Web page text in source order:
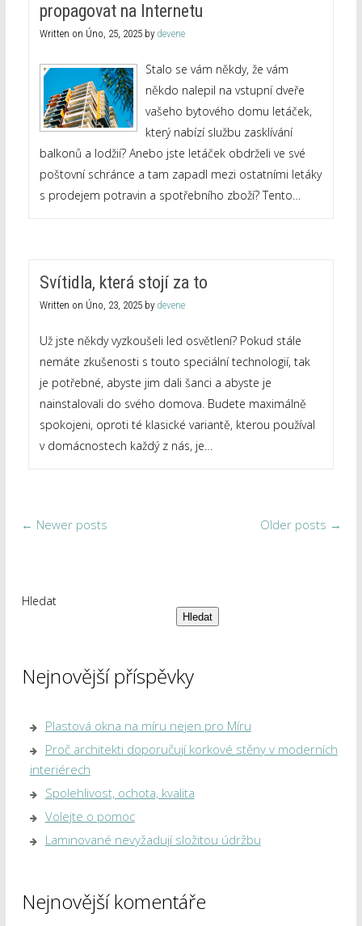
propagovat na Internetu
Written on Úno, 25, 2025 by devene
Stalo se vám někdy, že vám
někdo nalepil na vstupní dveře
vašeho bytového domu letáček,
který nabízí službu zasklívání
balkonů a lodžií? Anebo jste letáček obdrželi ve své
poštovní schránce a tam zapadl mezi ostatními letáky
s prodejem potravin a spotřebního zboží? Tento…
Svítidla, která stojí za to
Written on Úno, 23, 2025 by devene
Už jste někdy vyzkoušeli led osvětlení? Pokud stále
nemáte zkušenosti s touto speciální technologií, tak
je potřebné, abyste jim dali šanci a abyste je
nainstalovali do svého domova. Budete maximálně
spokojeni, oproti té klasické variantě, kterou používal
v domácnostech každý z nás, je…
← Newer posts Older posts →
Hledat
Hledat
Nejnovější příspěvky
Plastová okna na míru nejen pro Míru
Proč architekti doporučují korkové stěny v moderních
interiérech
Spolehlivost, ochota, kvalita
Volejte o pomoc
Laminované nevyžadují složitou údržbu
Nejnovější komentáře